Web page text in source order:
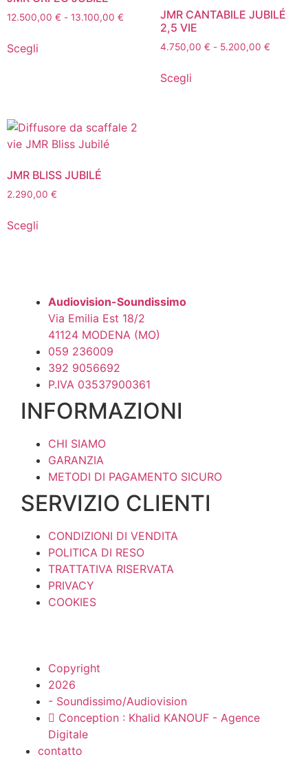
12.500,00 € - 13.100,00 €
12.500,00 €
Scegli
opzioni
possono
essere
nella
JMR CANTABILE JUBILÉ
2,5 VIE
4.750,00 € - 5.200,00 €Fascia
Scegliprodotto
JMR BLISS JUBILÉ
2.290,00 €
Scegli
opzioni
possono
essere
scelte
nella
del
Audiovision-Soundissimo
Via Emilia Est 18/2
41124 MODENA (MO)
059 236009
392 9056692
P.IVA 03537900361
INFORMAZIONI
CHI SIAMO
GARANZIA
METODI DI PAGAMENTO SICURO
SERVIZIO CLIENTI
CONDIZIONI DI VENDITA
POLITICA DI RESO
TRATTATIVA RISERVATA
PRIVACY
COOKIES
Copyright
2026
- Soundissimo/Audiovision
Conception : Khalid KANOUF - Agence
Digitale
contatto